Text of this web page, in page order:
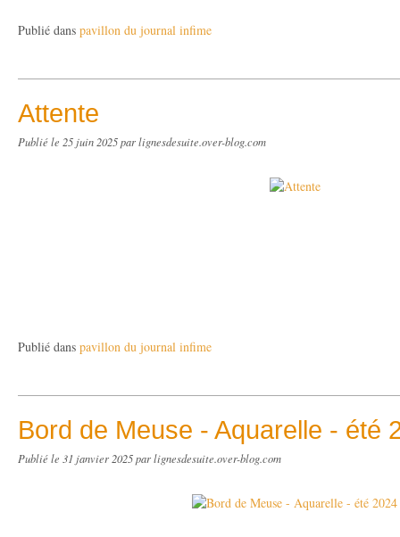
Publié dans pavillon du journal infime
Attente
Publié le 25 juin 2025par lignesdesuite.over-blog.com
Publié dans pavillon du journal infime
Bord de Meuse - Aquarelle - été
Publié le 31 janvier 2025par lignesdesuite.over-blog.com